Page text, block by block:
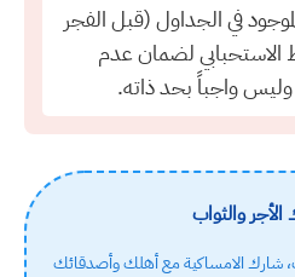
في الجداول (قبل الفجر
الاستحبابي لضمان عدم
واجباً بحد ذاته.
والثواب
شارك الامساكية مع أهلك وأصدقائك